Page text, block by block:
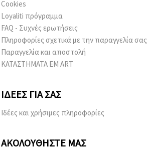
Cookies
Loyaliti πρόγραμμα
FAQ - Συχνές ερωτήσεις
Πληροφορίες σχετικά με την παραγγελία σας
Παραγγελία και αποστολή
ΚΑΤΑΣΤΗΜΑΤΑ EM ART
ΙΔΈΕΣ ΓΙΑ ΣΑΣ
Ιδέες και χρήσιμες πληροφορίες
ΑΚΟΛΟΥΘΉΣΤΕ ΜΑΣ